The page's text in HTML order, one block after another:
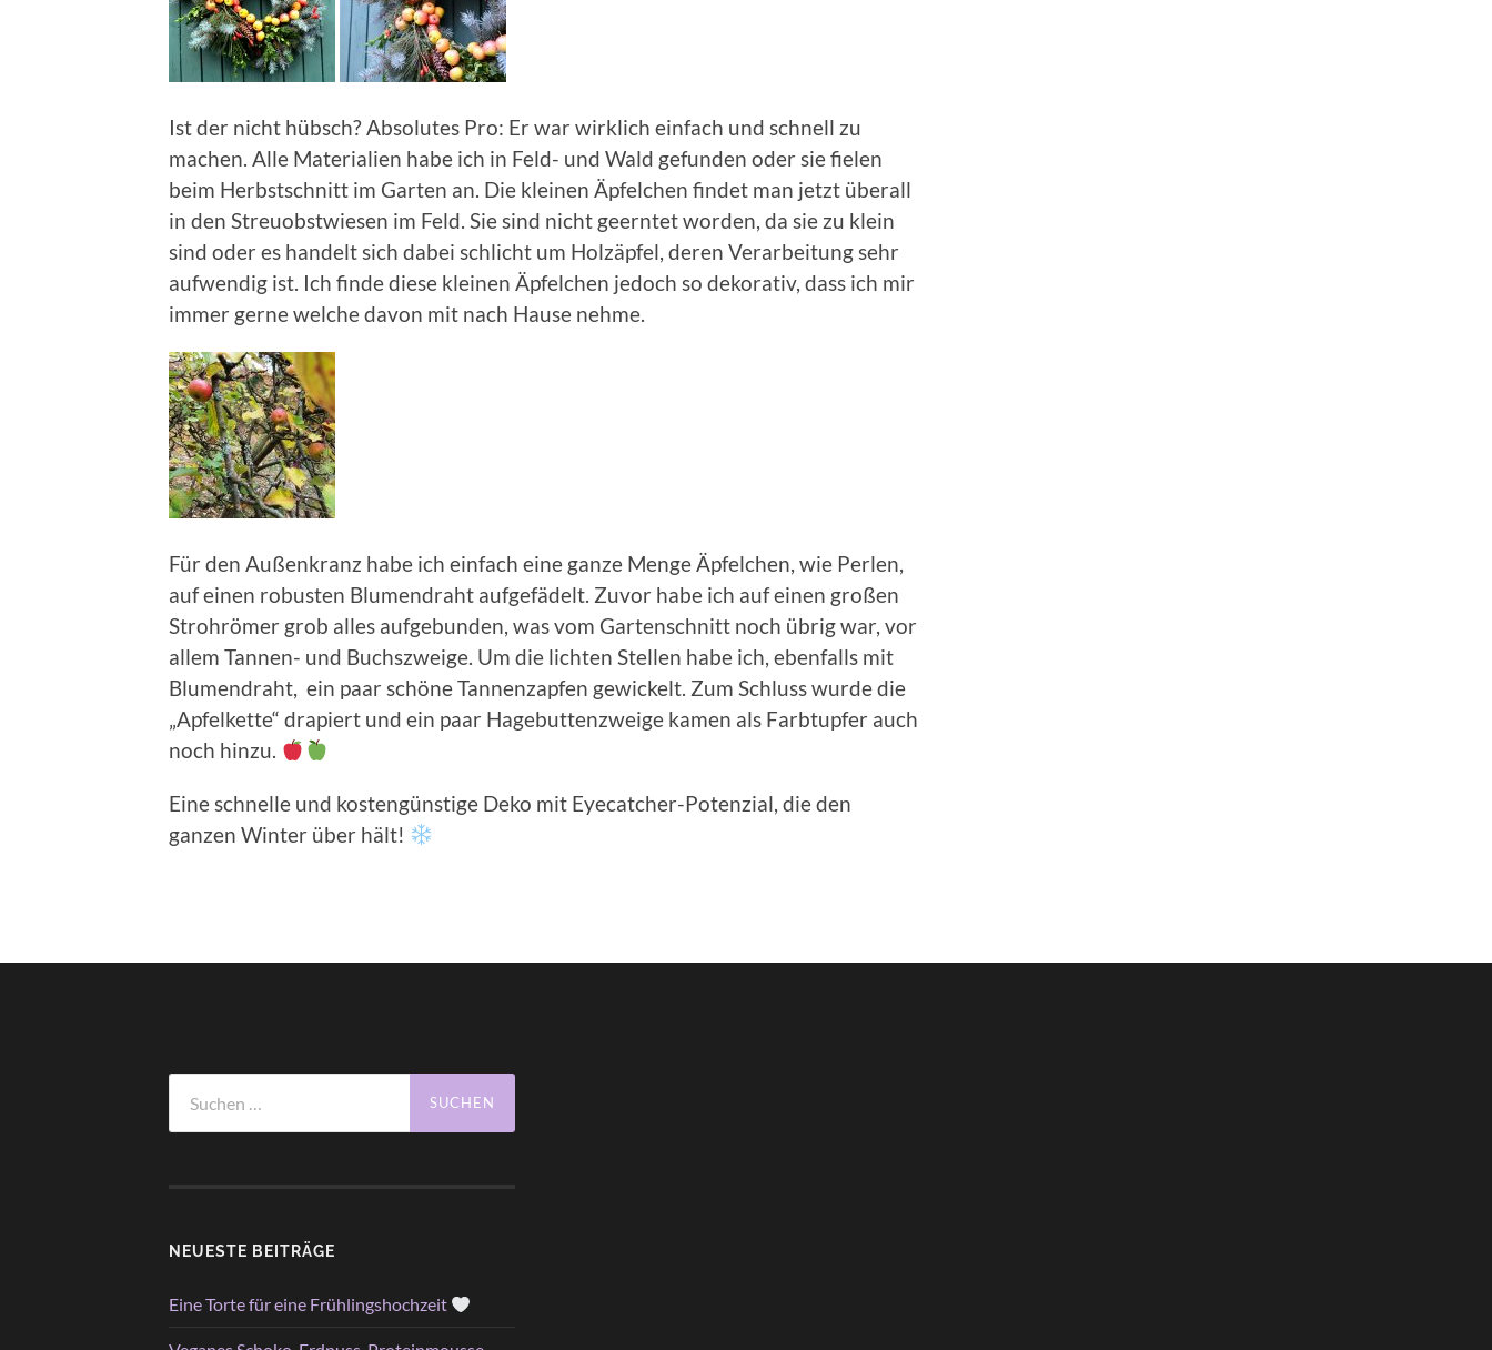
Ist der nicht hübsch? Absolutes Pro: Er war wirklich einfach und schnell zu
machen. Alle Materialien habe ich in Feld- und Wald gefunden oder sie fielen
beim Herbstschnitt im Garten an. Die kleinen Äpfelchen findet man jetzt überall
in den Streuobstwiesen im Feld. Sie sind nicht geerntet worden, da sie zu klein
sind oder es handelt sich dabei schlicht um Holzäpfel, deren Verarbeitung sehr
aufwendig ist. Ich finde diese kleinen Äpfelchen jedoch so dekorativ, dass ich mir
immer gerne welche davon mit nach Hause nehme.
Für den Außenkranz habe ich einfach eine ganze Menge Äpfelchen, wie Perlen,
auf einen robusten Blumendraht aufgefädelt. Zuvor habe ich auf einen großen
Strohrömer grob alles aufgebunden, was vom Gartenschnitt noch übrig war, vor
allem Tannen- und Buchszweige. Um die lichten Stellen habe ich, ebenfalls mit
Blumendraht, ein paar schöne Tannenzapfen gewickelt. Zum Schluss wurde die
„Apfelkette“ drapiert und ein paar Hagebuttenzweige kamen als Farbtupfer auch
noch hinzu.
Eine schnelle und kostengünstige Deko mit Eyecatcher-Potenzial, die den
ganzen Winter über hält!
nach:
NEUESTE BEITRÄGE
Eine Torte für eine Frühlingshochzeit